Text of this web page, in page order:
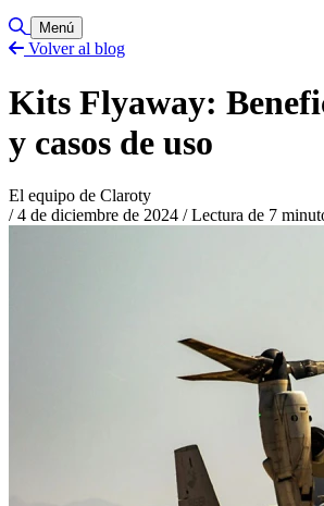
Alternar búsqueda
Menú
Volver al blog
Kits Flyaway:
y casos de uso
El equipo de Claroty
/ 4 de diciembre de 2024 /Lectura de 7